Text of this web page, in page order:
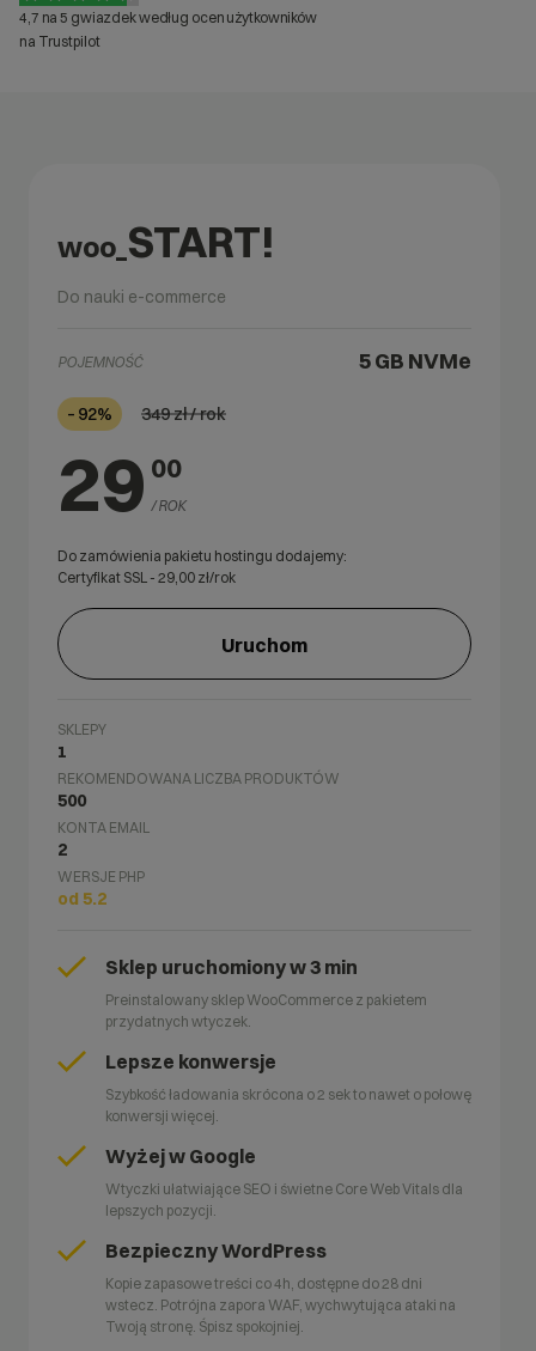
4,7 na 5 gwiazdek według ocen użytkowników
na Trustpilot
woo_ START!
Do nauki e-commerce
POJEMNOŚĆ 5 GB NVMe
– 92% 349zł / rok
29 00
/ ROK
Do zamówienia pakietu hostingu dodajemy:
Certyfikat SSL - 29,00 zł/rok
Uruchom
SKLEPY
1
REKOMENDOWANA LICZBA PRODUKTÓW
500
KONTA EMAIL
2
WERSJE PHP
od 5.2
Sklep uruchomiony w 3 min
Preinstalowany sklep WooCommerce z pakietem
przydatnych wtyczek.
Lepsze konwersje
Szybkość ładowania skrócona o 2 sek to nawet o połowę
konwersji więcej.
Wyżej w Google
Wtyczki ułatwiające SEO i świetne Core Web Vitals dla
lepszych pozycji.
Bezpieczny WordPress
Kopie zapasowe treści co 4h, dostępne do 28 dni
wstecz. Potrójna zapora WAF, wychwytująca ataki na
Twoją stronę. Śpisz spokojniej.